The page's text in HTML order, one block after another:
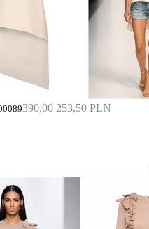
390,00 253,50 PLN